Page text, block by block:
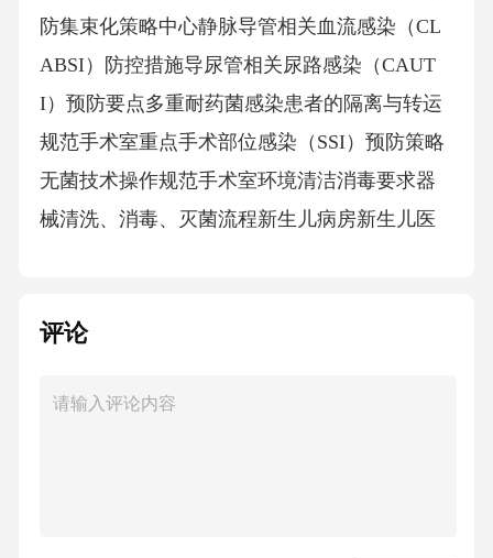
防集束化策略中心静脉导管相关血流感染（CL
ABSI）防控措施导尿管相关尿路感染（CAUT
I）预防要点多重耐药菌感染患者的隔离与转运
规范手术室重点手术部位感染（SSI）预防策略
无菌技术操作规范手术室环境清洁消毒要求器
械清洗、消毒、灭菌流程新生儿病房新生儿医
训重点模块3培训形式组合全流程识别-隔离-处
与报告新发传染病的早期识别要点、报告流
评论